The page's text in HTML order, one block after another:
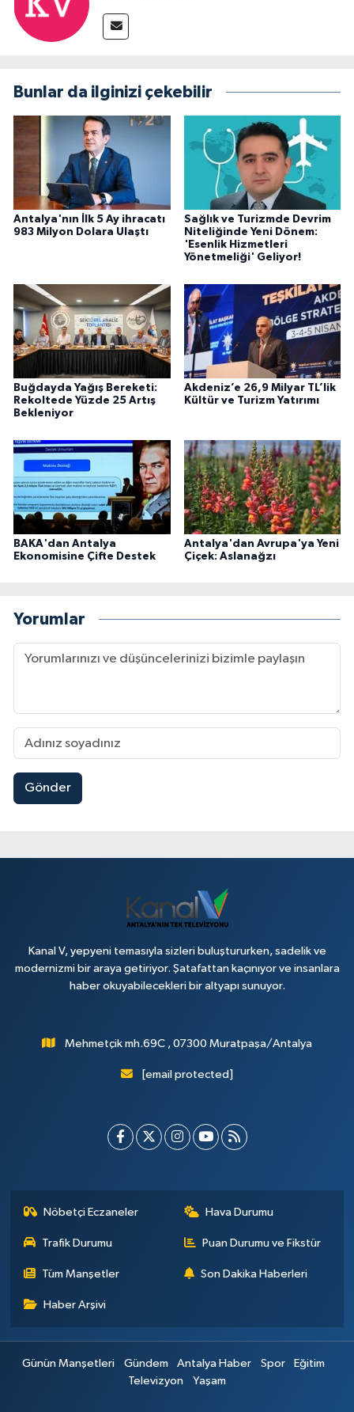
Bunlar da ilginizi çekebilir
Antalya'nın İlk 5 Ay ihracatı
983 Milyon Dolara Ulaştı
Sağlık ve Turizmde Devrim
Niteliğinde Yeni Dönem:
'Esenlik Hizmetleri
Yönetmeliği' Geliyor!
Buğdayda Yağış Bereketi:
Rekoltede Yüzde 25 Artış
Bekleniyor
Akdeniz’e 26,9 Milyar TL’lik
Kültür ve Turizm Yatırımı
BAKA'dan Antalya
Ekonomisine Çifte Destek
Antalya'dan Avrupa'ya Yeni
Çiçek: Aslanağzı
Yorumlar
Gönder
Kanal V, yepyeni temasıyla sizleri buluştururken, sadelik ve
modernizmi bir araya getiriyor. Şatafattan kaçınıyor ve insanlara
haber okuyabilecekleri bir altyapı sunuyor.
Mehmetçik mh.69C , 07300 Muratpaşa/Antalya
[email protected]
Nöbetçi Eczaneler Hava Durumu
Trafik Durumu Puan Durumu ve Fikstür
Tüm Manşetler Son Dakika Haberleri
Haber Arşivi
Günün Manşetleri Gündem Antalya Haber Spor
Eğitim
Televizyon
Yaşam